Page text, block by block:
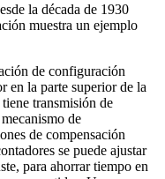
la década de 1930
muestra un ejemplo
de configuración
en la parte superior de la
transmisión de
de
de compensación
se puede ajustar
para ahorrar tiempo en